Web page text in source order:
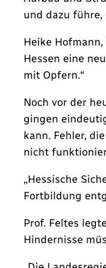
und dazu
Heike
Hessen eine
mit Opfern.“
Noch vor der
gingen
kann. Fehler,
nicht
„Hessische
Fortbildung
Prof. Feltes
Hindernisse